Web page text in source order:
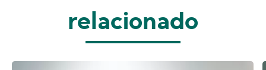
relacionado